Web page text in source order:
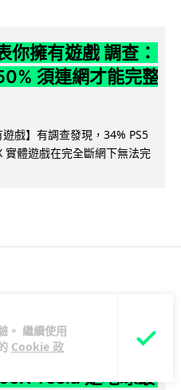
。 繼續使用
Cookie 政
你擁有遊戲 調查：
須連網才能完整
戲】有調查發現，34% PS5
體遊戲在完全斷網下無法完
Tesla 是地球最